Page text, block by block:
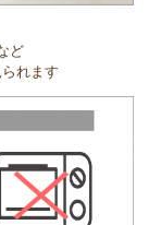
ど
れます